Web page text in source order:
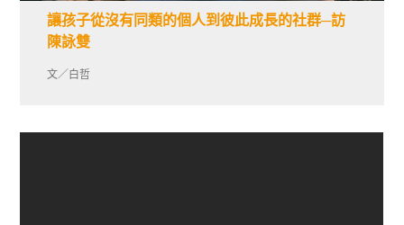
讓孩子從沒有同類的個人到彼此成長的社群─訪
陳詠雙
文／白哲